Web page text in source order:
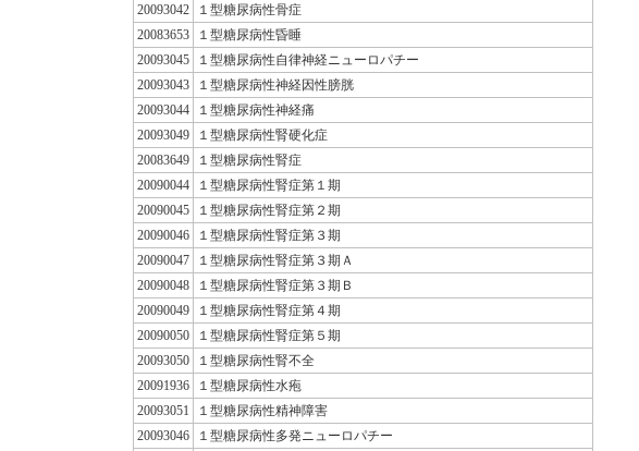
20093042
１型糖尿病性骨症
20083653
１型糖尿病性昏睡
20093045
１型糖尿病性自律神経ニューロパチー
20093043
１型糖尿病性神経因性膀胱
20093044
１型糖尿病性神経痛
20093049
１型糖尿病性腎硬化症
20083649
１型糖尿病性腎症
20090044
１型糖尿病性腎症第１期
20090045
１型糖尿病性腎症第２期
20090046
１型糖尿病性腎症第３期
20090047
１型糖尿病性腎症第３期Ａ
20090048
１型糖尿病性腎症第３期Ｂ
20090049
１型糖尿病性腎症第４期
20090050
１型糖尿病性腎症第５期
20093050
１型糖尿病性腎不全
20091936
１型糖尿病性水疱
20093051
１型糖尿病性精神障害
20093046
１型糖尿病性多発ニューロパチー